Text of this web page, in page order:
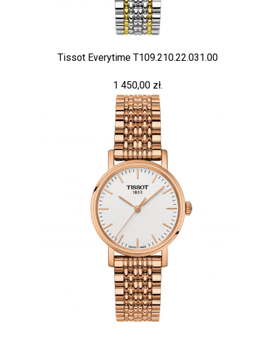
Tissot Everytime T109.210.22.031.00
1 450,00 zł.